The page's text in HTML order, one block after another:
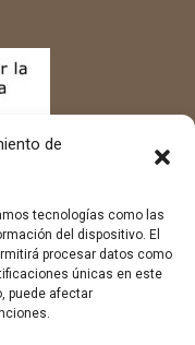
de
tecnologías como las
del dispositivo. El
procesar datos como
únicas en este
puede afectar